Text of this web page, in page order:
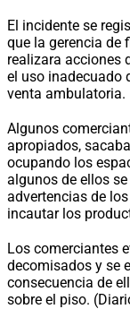
El incidente se
que la gerencia de
realizara acciones
el uso inadecuado
venta ambulatoria.
Algunos
apropiados,
ocupando los
algunos de ellos
advertencias de
incautar los
Los comerciantes
decomisados y se
consecuencia de
sobre el piso.